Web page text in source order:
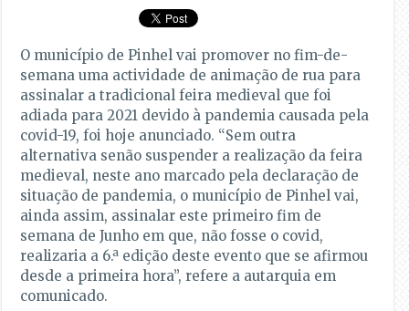
O município de Pinhel vai promover no fim-de-
semana uma actividade de animação de rua para
assinalar a tradicional feira medieval que foi
adiada para 2021 devido à pandemia causada pela
covid-19, foi hoje anunciado. “Sem outra
alternativa senão suspender a realização da feira
medieval, neste ano marcado pela declaração de
situação de pandemia, o município de Pinhel vai,
ainda assim, assinalar este primeiro fim de
semana de Junho em que, não fosse o covid,
realizaria a 6.ª edição deste evento que se afirmou
desde a primeira hora”, refere a autarquia em
comunicado.